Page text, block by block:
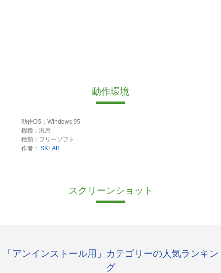
動作環境
動作OS：Windows 95
機種：汎用
種類：フリーソフト
作者： SKLAB
スクリーンショット
「アンインストール用」カテゴリーの人気ランキン
グ